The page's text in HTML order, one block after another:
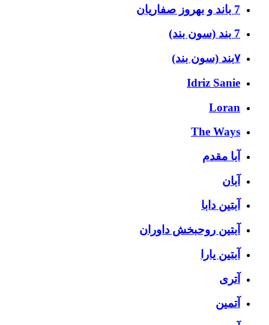
7 باند و بهروز صفاریان
7 بند (سون بند)
۷بند (سون بند)
Idriz Sanie
Loran
The Ways
آبا مقدم
آبان
آبتین دابا
آبتین روحبخش داوران
آبتین یارا
آتری
آتمین